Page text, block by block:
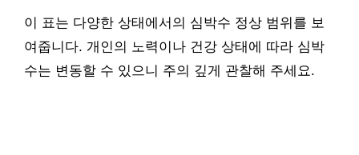
이 표는 다양한 상태에서의 심박수 정상 범위를 보
여줍니다. 개인의 노력이나 건강 상태에 따라 심박
수는 변동할 수 있으니 주의 깊게 관찰해 주세요.